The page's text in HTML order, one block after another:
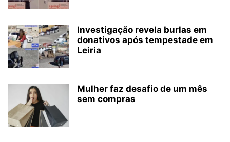
Investigação revela burlas em
donativos após tempestade em
Leiria
Mulher faz desafio de um mês
sem compras